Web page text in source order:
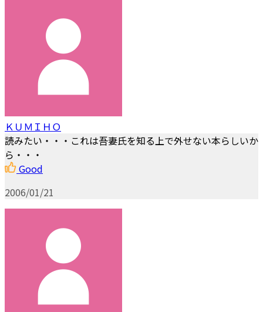
ＫＵＭＩＨＯ
読みたい・・・これは吾妻氏を知る上で外せない本らしいか
ら・・・
Good
2006/01/21